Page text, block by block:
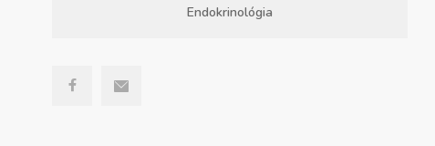
Endokrinológia